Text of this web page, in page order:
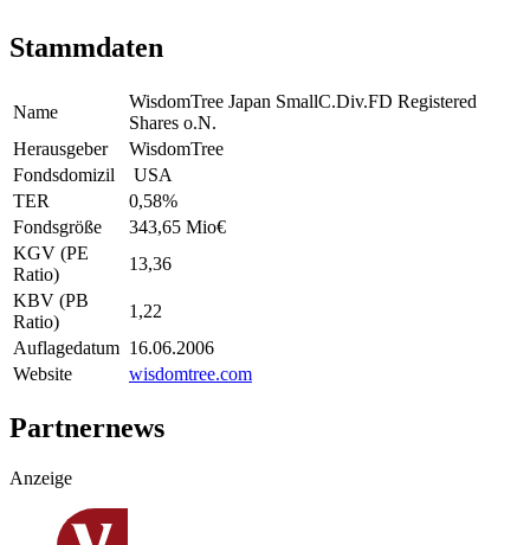
Stammdaten
Name
WisdomTree Japan SmallC.Div.FD Registered
Shares o.N.
Herausgeber
WisdomTree
Fondsdomizil
USA
TER
0,58%
Fondsgröße
343,65 Mio€
KGV (PE
Ratio)
13,36
KBV (PB
Ratio)
1,22
Auflagedatum 16.06.2006
Website
wisdomtree.com
Partnernews
Anzeige